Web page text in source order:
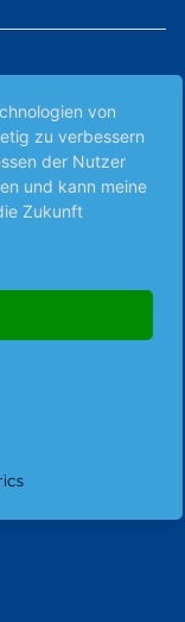
von
zu verbessern
der Nutzer
und kann meine
Zukunft